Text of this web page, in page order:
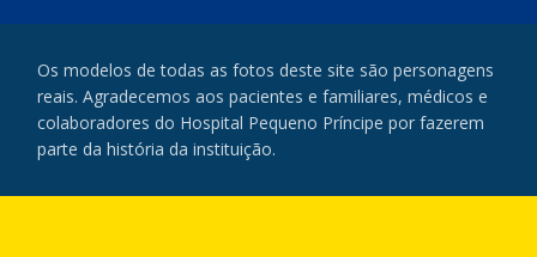
Os modelos de todas as fotos deste site são personagens
reais. Agradecemos aos pacientes e familiares, médicos e
colaboradores do Hospital Pequeno Príncipe por fazerem
parte da história da instituição.